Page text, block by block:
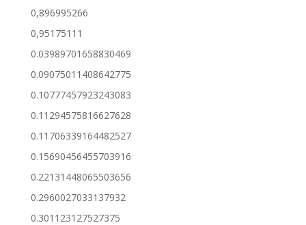
0,896995266
0,95175111
0.03989701658830469
0.09075011408642775
0.10777457923243083
0.11294575816627628
0.11706339164482527
0.15690456455703916
0.22131448065503656
0.2960027033137932
0.301123127527375